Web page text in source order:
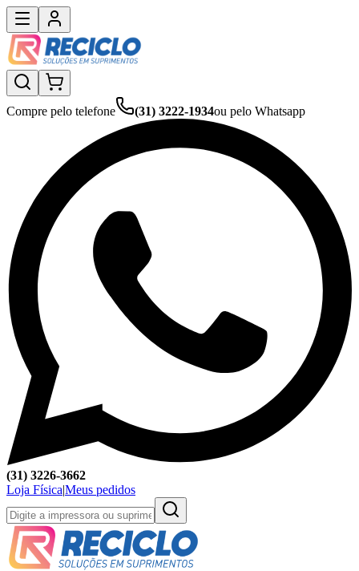
Compre pelo telefone (31) 3222-1934ou pelo Whatsapp
(31) 3226-3662
Loja Física|Meus pedidos